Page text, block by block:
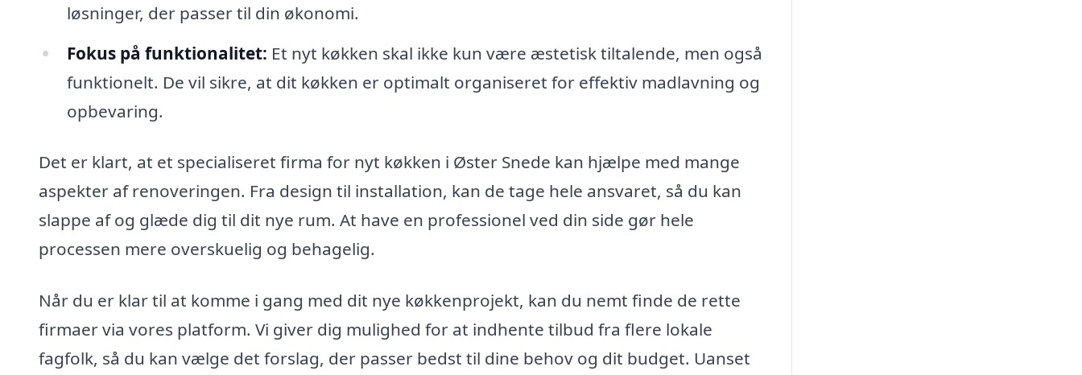
løsninger, der passer til din økonomi.
Fokus på funktionalitet: Et nyt køkken skal ikke kun være æstetisk tiltalende, men også
funktionelt. De vil sikre, at dit køkken er optimalt organiseret for effektiv madlavning og
opbevaring.
Det er klart, at et specialiseret firma for nyt køkken i Øster Snede kan hjælpe med mange
aspekter af renoveringen. Fra design til installation, kan de tage hele ansvaret, så du kan
slappe af og glæde dig til dit nye rum. At have en professionel ved din side gør hele
processen mere overskuelig og behagelig.
Når du er klar til at komme i gang med dit nye køkkenprojekt, kan du nemt finde de rette
firmaer via vores platform. Vi giver dig mulighed for at indhente tilbud fra flere lokale
fagfolk, så du kan vælge det forslag, der passer bedst til dine behov og dit budget. Uanset